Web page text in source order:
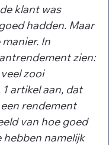
klant was
hadden. Maar
In
zien:
zooi
artikel aan, dat
rendement
van hoe goed
hebben namelijk